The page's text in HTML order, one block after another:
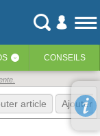
‹ CONSEILS
article Ajouter